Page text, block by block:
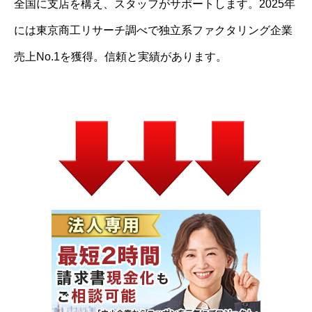
全国に支店を構え、スタッフがサポートします。2025年
には東京商工リサーチ調べで独立系ファクタリング企業
売上No.1を獲得。信頼と実績があります。